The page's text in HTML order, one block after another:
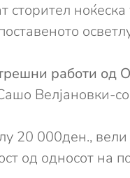
работи
Велјановки-
20 000ден.,
од односот на